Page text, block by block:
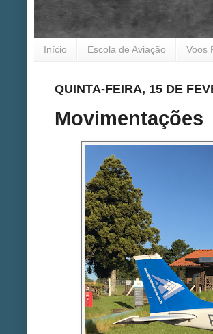
Início Escola de Aviação Voos
QUINTA-FEIRA, 15 DE
Movimentações